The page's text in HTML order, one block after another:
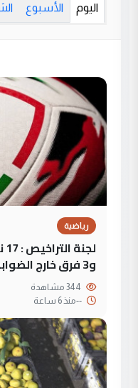
اليوم الأسبوع
رياضية
و3 فرق خارج الضوابط
--منذ 6 ساعة